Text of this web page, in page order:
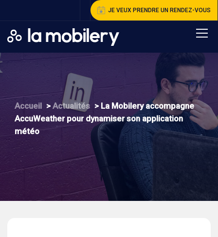
JE VEUX PRENDRE UN RENDEZ-VOUS
Accueil > Actualités > La Mobilery accompagne
AccuWeather pour dynamiser son application
météo